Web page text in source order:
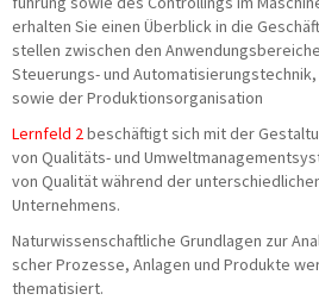
erhal­ten Sie einen Über­blick in die
stel­len zwi­schen den
Steue­rungs- und
sowie der Produktionsorganisation
Lern­feld 2beschäf­tigt sich mit der
von Qua­li­täts- und
von Qua­li­tät wäh­rend der
Unternehmens.
Natur­wis­sen­schaft­li­che Grund­la­gen zur
scher Pro­zes­se, Anla­gen und Pro­duk­te
thematisiert.